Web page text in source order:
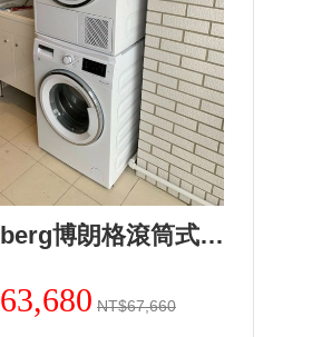
Blomberg博朗格滾筒式洗衣機WNF10320WZ(歐規10kg)日規14kg+熱泵式乾衣機TPF8352WZ歐規8KG(日規12kg)合購組+基本安裝 加Line ID:@ye888
NT$67,660